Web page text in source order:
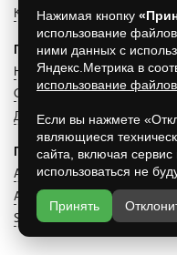
Композитные ступени(396)
По типу:
Напольная плитка(85)
Ступень loft(63) Ступень
Декоры(0) Террасные
По коллекции:
Aera(41) Aera T(30)
Asar
Gravel Bland
Stalotec(1) Natural(0)
Нажимая кнопку
использование
ними данных с
Яндекс.Метрика в
использование
Если вы нажмете
являющиеся
сайта, включая
использоваться не
Принять